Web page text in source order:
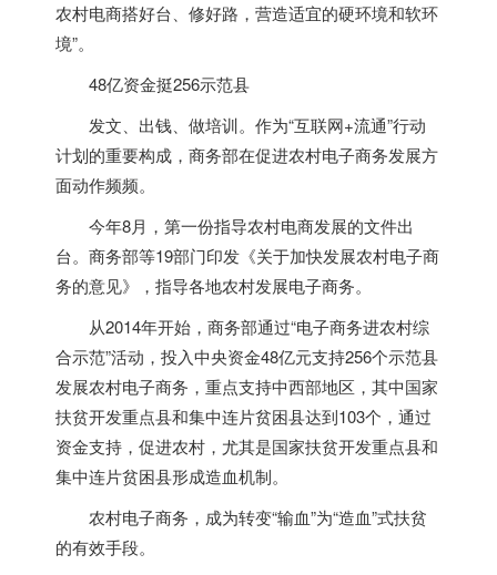
农村电商搭好台、修好路，营造适宜的硬环境和软环
境”。
48亿资金挺256示范县
发文、出钱、做培训。作为“互联网+流通”行动
计划的重要构成，商务部在促进农村电子商务发展方
面动作频频。
今年8月，第一份指导农村电商发展的文件出
台。商务部等19部门印发《关于加快发展农村电子商
务的意见》，指导各地农村发展电子商务。
从2014年开始，商务部通过“电子商务进农村综
合示范”活动，投入中央资金48亿元支持256个示范县
发展农村电子商务，重点支持中西部地区，其中国家
扶贫开发重点县和集中连片贫困县达到103个，通过
资金支持，促进农村，尤其是国家扶贫开发重点县和
集中连片贫困县形成造血机制。
农村电子商务，成为转变“输血”为“造血”式扶贫
的有效手段。